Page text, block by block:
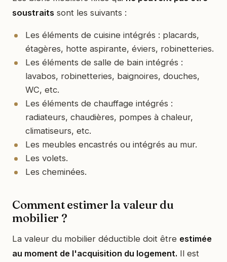
soustraits sont les suivants :
Les éléments de cuisine intégrés : placards,
étagères, hotte aspirante, éviers, robinetteries.
Les éléments de salle de bain intégrés :
lavabos, robinetteries, baignoires, douches,
WC, etc.
Les éléments de chauffage intégrés :
radiateurs, chaudières, pompes à chaleur,
climatiseurs, etc.
Les meubles encastrés ou intégrés au mur.
Les volets.
Les cheminées.
Comment estimer la valeur du
mobilier ?
La valeur du mobilier déductible doit être estimée
au moment de l'acquisition du logement. Il est